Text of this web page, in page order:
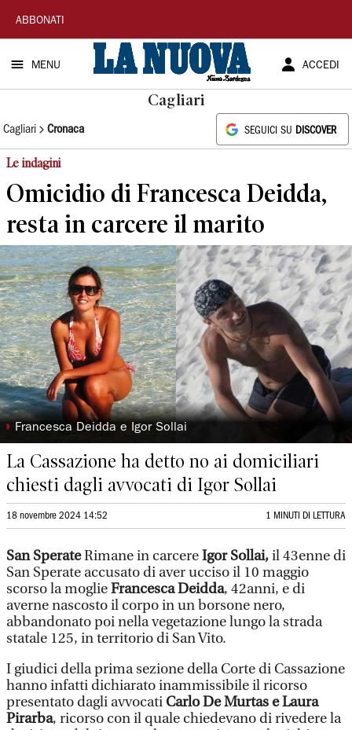
La
Nuova
Sardegna
ABBONATI
MENU ACCEDI
Cagliari
Cagliari Cronaca SEGUICI SU DISCOVER
Le indagini
Omicidio di Francesca Deidda,
resta in carcere il marito
◗ Francesca Deidda e Igor Sollai
La Cassazione ha detto no ai domiciliari
chiesti dagli avvocati di Igor Sollai
18 novembre 2024 14:52 1 MINUTI DI LETTURA
San SperateRimane in carcereIgor Sollai,il 43enne di
San Sperate accusato di aver ucciso il 10 maggio
scorso la moglieFrancesca Deidda, 42anni, e di
averne nascosto il corpo in un borsone nero,
abbandonato poi nella vegetazione lungo la strada
statale 125, in territorio di San Vito.
I giudici della prima sezione della Corte di Cassazione
hanno infatti dichiarato inammissibile il ricorso
presentato dagli avvocati Carlo De Murtas e Laura
Pirarba, ricorso con il quale chiedevano di rivedere la